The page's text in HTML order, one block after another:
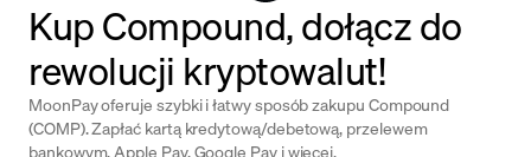
Company
Crypto Prices
Learn
Kup Compound, dołącz do
rewolucji kryptowalut!
MoonPay oferuje szybki i łatwy sposób zakupu Compound
(COMP). Zapłać kartą kredytową/debetową, przelewem
bankowym, Apple Pay, Google Pay i więcej.